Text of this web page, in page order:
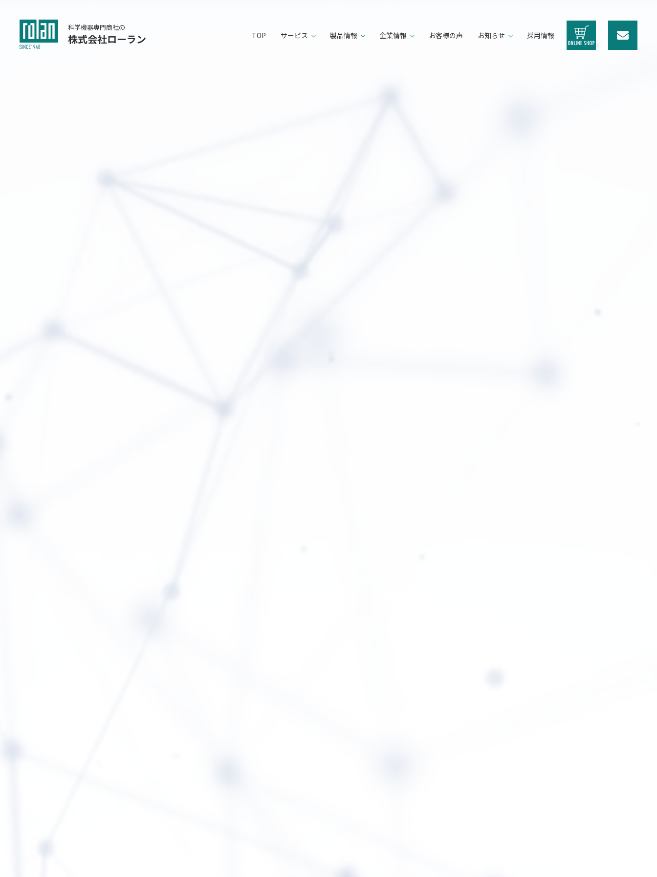
科学機器専門商社の
株式会社ローラン TOP サービス 製品情報 企業情報 お客様の声 お知らせ 採用情報